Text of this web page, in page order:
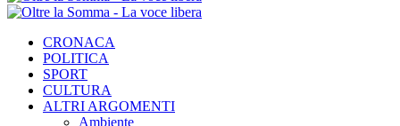
CRONACA
POLITICA
SPORT
CULTURA
ALTRI ARGOMENTI
Ambiente